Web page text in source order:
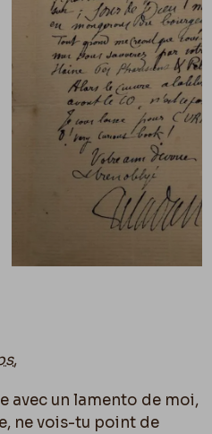
,
avec un lamento de moi,
ne vois-tu point de